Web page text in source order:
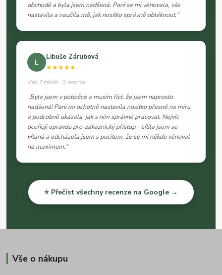
obchodě a byla jsem nadšená. Paní se mi věnovala, vše
nastavila a naučila mě, jak nosítko správně obléknout."
L
Libuše Zárubová
★★★★★
před 7 měsíci · 2 recenze
„Byla jsem v pobočce a musím říct, že jsem naprosto
nadšená! Paní mi ochotně nastavila nosítko přesně na míru
a podrobně ukázala, jak s ním správně pracovat. Nejvíc
oceňuji opravdu pro-zákaznický přístup – cítila jsem se
vítaná a odcházela jsem s pocitem, že se mi někdo věnoval
na maximum."
⭐ Přečíst všechny recenze na Google →
Vše o nákupu